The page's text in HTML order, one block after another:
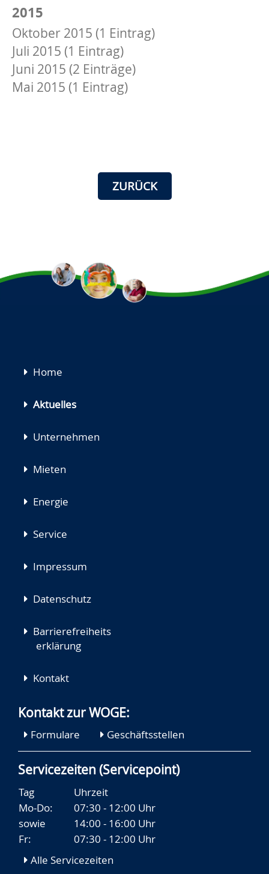
2015
Oktober 2015 (1 Eintrag)
Juli 2015 (1 Eintrag)
Juni 2015 (2 Einträge)
Mai 2015 (1 Eintrag)
ZURÜCK
Navigation
Home
Aktuelles
Unternehmen
Mieten
Energie
Service
Impressum
Datenschutz
Barrierefreiheits
erklärung
Kontakt
Kontakt zur WOGE:
Formulare Geschäftsstellen
Servicezeiten (Servicepoint)
Tag
Uhrzeit
Mo-Do:
07:30 - 12:00 Uhr
sowie
14:00 - 16:00 Uhr
Fr:
07:30 - 12:00 Uhr
Alle Servicezeiten